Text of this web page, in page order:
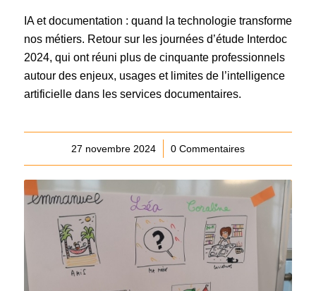
IA et documentation : quand la technologie transforme
nos métiers. Retour sur les journées d’étude Interdoc
2024, qui ont réuni plus de cinquante professionnels
autour des enjeux, usages et limites de l’intelligence
artificielle dans les services documentaires.
27 novembre 2024
/ 0 Commentaires